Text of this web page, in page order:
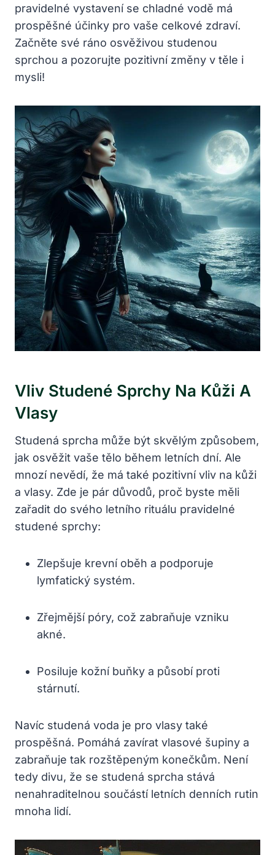
pravidelné vystavení se chladné vodě má
prospěšné účinky pro vaše celkové zdraví.
Začněte své ráno osvěživou studenou
sprchou a pozorujte pozitivní změny v těle i
mysli!
Vliv Studené Sprchy Na Kůži A
Vlasy
Studená sprcha může být skvělým způsobem,
jak osvěžit vaše tělo během letních dní. Ale
mnozí nevědí, že má také pozitivní vliv na kůži
a vlasy. Zde je pár důvodů, proč byste měli
zařadit do svého letního rituálu pravidelné
studené sprchy:
Zlepšuje krevní oběh a podporuje
lymfatický systém.
Zřejmější póry, což zabraňuje vzniku
akné.
Posiluje kožní buňky a působí proti
stárnutí.
Navíc studená voda je pro vlasy také
prospěšná. Pomáhá zavírat vlasové šupiny a
zabraňuje tak rozštěpeným konečkům. Není
tedy divu, že se studená sprcha stává
nenahraditelnou součástí letních denních rutin
mnoha lidí.